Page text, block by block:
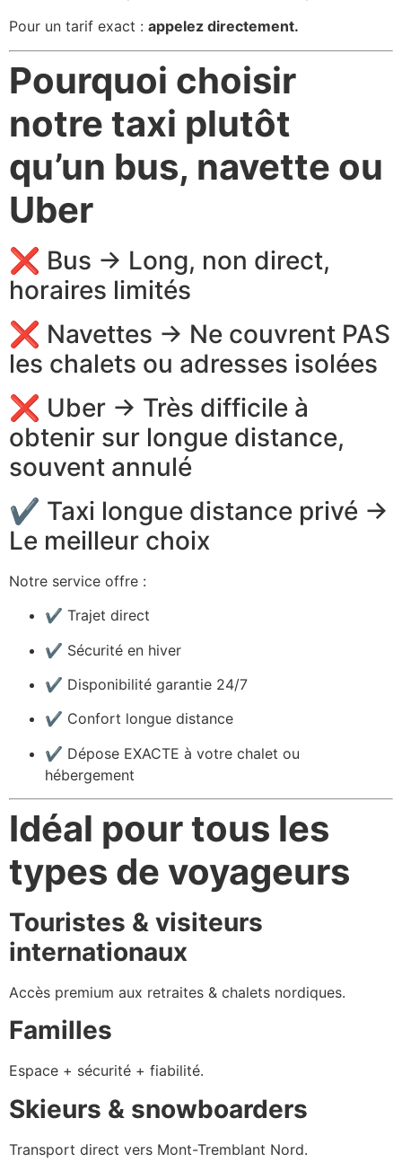
Pour un tarif exact : appelez directement.
Pourquoi choisir
notre taxi plutôt
qu’un bus, navette ou
Uber
❌ Bus → Long, non direct,
horaires limités
❌ Navettes → Ne couvrent PAS
les chalets ou adresses isolées
❌ Uber → Très difficile à
obtenir sur longue distance,
souvent annulé
✔ Taxi longue distance privé →
Le meilleur choix
Notre service offre :
✔ Trajet direct
✔ Sécurité en hiver
✔ Disponibilité garantie 24/7
✔ Confort longue distance
✔ Dépose EXACTE à votre chalet ou
hébergement
Idéal pour tous les
types de voyageurs
Touristes & visiteurs
internationaux
Accès premium aux retraites & chalets nordiques.
Familles
Espace + sécurité + fiabilité.
Skieurs & snowboarders
Transport direct vers Mont-Tremblant Nord.